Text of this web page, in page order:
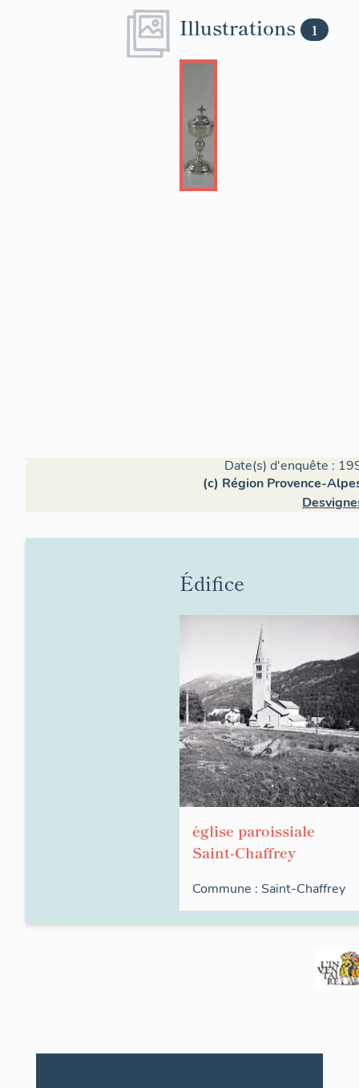
Illustrations 1
Date(s) d'enquête :
(c) Région Provence-
Édifice
église paroissiale
Saint-Chaffrey
Commune : Saint-Chaffrey